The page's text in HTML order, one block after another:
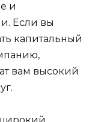
и
Если вы
капитальный
вам высокий